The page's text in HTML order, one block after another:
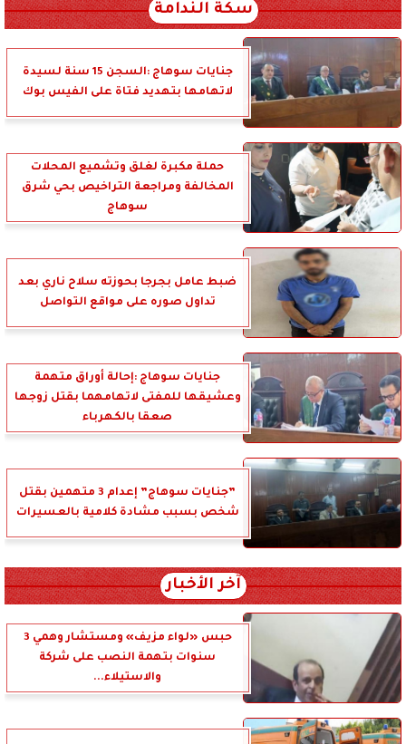
سكة الندامة
جنايات سوهاج :السجن 15 سنة لسيدة
لاتهامها بتهديد فتاة على الفيس بوك
حملة مكبرة لغلق وتشميع المحلات
المخالفة ومراجعة التراخيص بحي شرق
سوهاج
ضبط عامل بجرجا بحوزته سلاح ناري بعد
تداول صوره على مواقع التواصل
جنايات سوهاج :إحالة أوراق متهمة
وعشيقها للمفتى لاتهامهما بقتل زوجها
صعقا بالكهرباء
”جنايات سوهاج” إعدام 3 متهمين بقتل
شخص بسبب مشادة كلامية بالعسيرات
آخر الأخبار
حبس «لواء مزيف» ومستشار وهمي 3
سنوات بتهمة النصب على شركة
والاستيلاء...